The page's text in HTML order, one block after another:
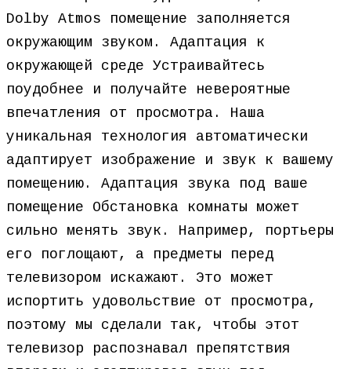
Dolby Atmos помещение заполняется
окружающим звуком. Адаптация к
окружающей среде Устраивайтесь
поудобнее и получайте невероятные
впечатления от просмотра. Наша
уникальная технология автоматически
адаптирует изображение и звук к вашему
помещению. Адаптация звука под ваше
помещение Обстановка комнаты может
сильно менять звук. Например, портьеры
его поглощают, а предметы перед
телевизором искажают. Это может
испортить удовольствие от просмотра,
поэтому мы сделали так, чтобы этот
телевизор распознавал препятствия